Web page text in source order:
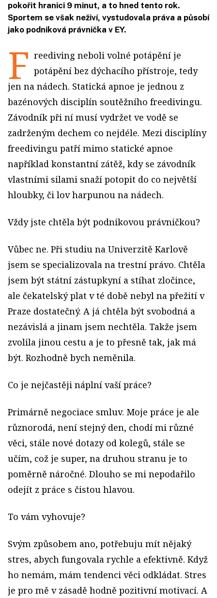
pokořit hranici 9 minut, a to hned tento rok.
Sportem se však neživí, vystudovala práva a působí
jako podniková právnička v EY.
F reediving neboli volné potápění je
potápění bez dýchacího přístroje, tedy
jen na nádech. Statická apnoe je jednou z
bazénových disciplín soutěžního freedivingu.
Závodník při ní musí vydržet ve vodě se
zadrženým dechem co nejdéle. Mezi disciplíny
freedivingu patří mimo statické apnoe
například konstantní zátěž, kdy se závodník
vlastními silami snaží potopit do co největší
hloubky, či lov harpunou na nádech.
Vždy jste chtěla být podnikovou právničkou?
Vůbec ne. Při studiu na Univerzitě Karlově
jsem se specializovala na trestní právo. Chtěla
jsem být státní zástupkyní a stíhat zločince,
ale čekatelský plat v té době nebyl na přežití v
Praze dostatečný. A já chtěla být svobodná a
nezávislá a jinam jsem nechtěla. Takže jsem
zvolila jinou cestu a je to přesně tak, jak má
být. Rozhodně bych neměnila.
Co je nejčastěji náplní vaší práce?
Primárně negociace smluv. Moje práce je ale
různorodá, není stejný den, chodí mi různé
věci, stále nové dotazy od kolegů, stále se
učím, což je super, na druhou stranu je to
poměrně náročné. Dlouho se mi nepodařilo
odejít z práce s čistou hlavou.
To vám vyhovuje?
Svým způsobem ano, potřebuju mít nějaký
stres, abych fungovala rychle a efektivně. Když
ho nemám, mám tendenci věci odkládat. Stres
je pro mě v zásadě hodně pozitivní motivací. A